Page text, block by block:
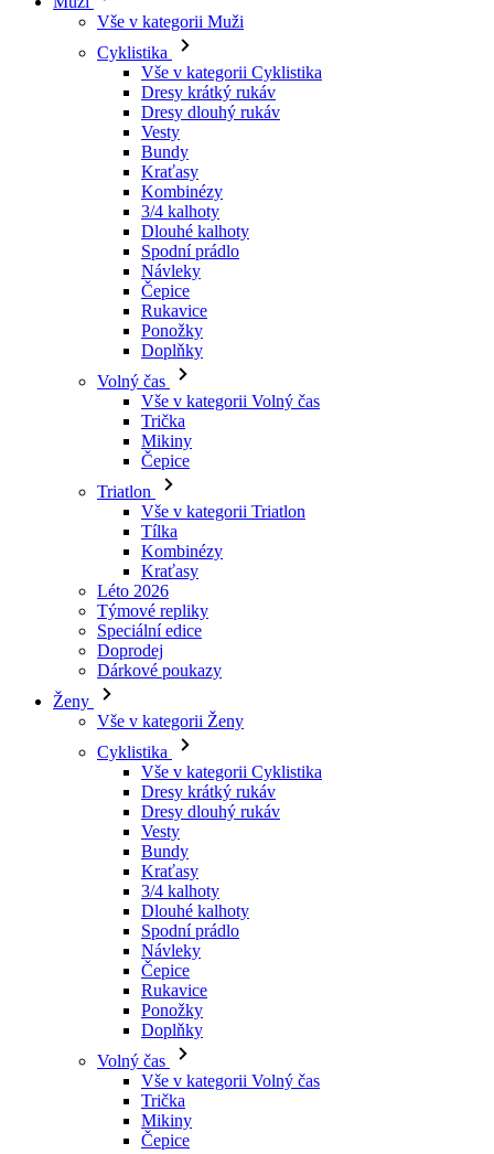
Dresy dlouhý rukáv
Vesty
Bundy
Kraťasy
Kombinézy
3/4 kalhoty
Dlouhé kalhoty
Spodní prádlo
Návleky
Čepice
Rukavice
Ponožky
Doplňky
Volný čas
Vše v kategorii Volný čas
Trička
Mikiny
Čepice
Triatlon
Vše v kategorii Triatlon
Tílka
Kombinézy
Kraťasy
Léto 2026
Týmové repliky
Speciální edice
Doprodej
Dárkové poukazy
Ženy
Vše v kategorii Ženy
Cyklistika
Vše v kategorii Cyklistika
Dresy dlouhý rukáv
Vesty
Bundy
Kraťasy
3/4 kalhoty
Dlouhé kalhoty
Spodní prádlo
Návleky
Čepice
Rukavice
Ponožky
Doplňky
Volný čas
Vše v kategorii Volný čas
Trička
Mikiny
Čepice
Triatlon
Vše v kategorii Triatlon
Tílka
Kombinézy